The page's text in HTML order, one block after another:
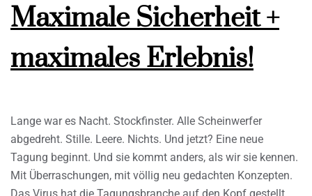
Maximale Sicherheit +
maximales Erlebnis!
Lange war es Nacht. Stockfinster. Alle Scheinwerfer
abgedreht. Stille. Leere. Nichts. Und jetzt? Eine neue
Tagung beginnt. Und sie kommt anders, als wir sie kennen.
Mit Überraschungen, mit völlig neu gedachten Konzepten.